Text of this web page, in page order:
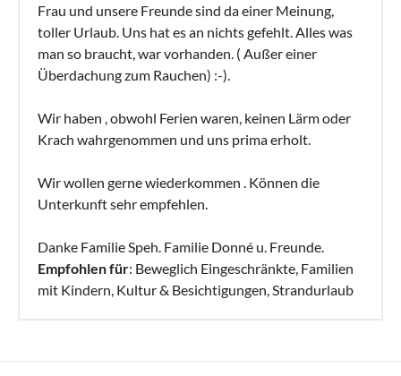
Frau und unsere Freunde sind da einer Meinung,
toller Urlaub. Uns hat es an nichts gefehlt. Alles was
man so braucht, war vorhanden. ( Außer einer
Überdachung zum Rauchen) :-).
Wir haben , obwohl Ferien waren, keinen Lärm oder
Krach wahrgenommen und uns prima erholt.
Wir wollen gerne wiederkommen . Können die
Unterkunft sehr empfehlen.
Danke Familie Speh. Familie Donné u. Freunde.
Empfohlen für: Beweglich Eingeschränkte, Familien
mit Kindern, Kultur & Besichtigungen, Strandurlaub